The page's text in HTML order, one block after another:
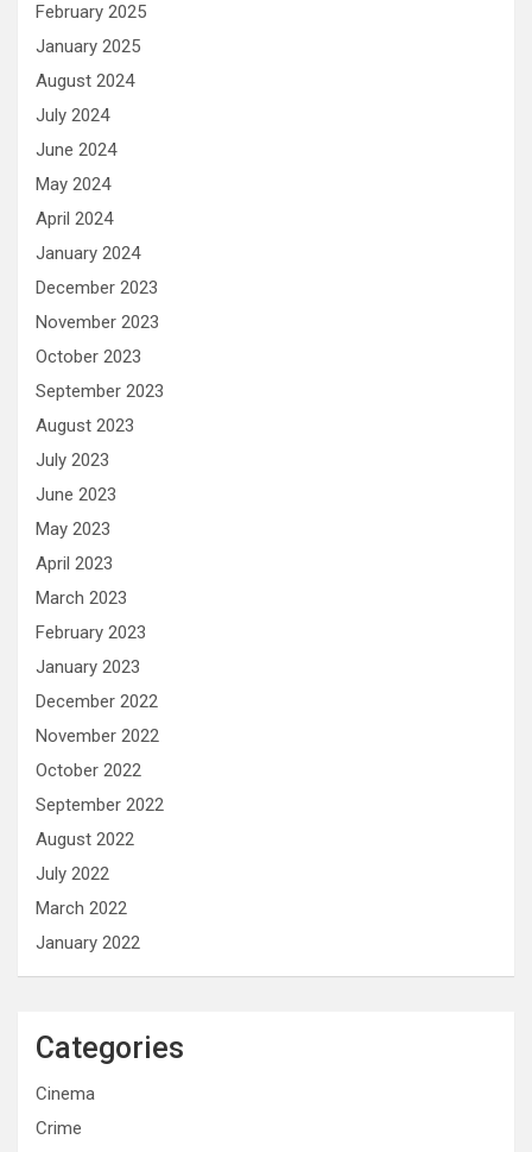
February 2025
January 2025
August 2024
July 2024
June 2024
May 2024
April 2024
January 2024
December 2023
November 2023
October 2023
September 2023
August 2023
July 2023
June 2023
May 2023
April 2023
March 2023
February 2023
January 2023
December 2022
November 2022
October 2022
September 2022
August 2022
July 2022
March 2022
January 2022
Categories
Cinema
Crime